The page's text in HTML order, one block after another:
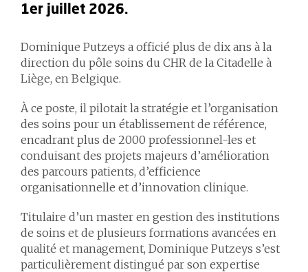
1er juillet 2026.
Dominique Putzeys a officié plus de dix ans à la
direction du pôle soins du CHR de la Citadelle à
Liège, en Belgique.
À ce poste, il pilotait la stratégie et l’organisation
des soins pour un établissement de référence,
encadrant plus de 2000 professionnel-les et
conduisant des projets majeurs d’amélioration
des parcours patients, d’efficience
organisationnelle et d’innovation clinique.
Titulaire d’un master en gestion des institutions
de soins et de plusieurs formations avancées en
qualité et management, Dominique Putzeys s’est
particulièrement distingué par son expertise